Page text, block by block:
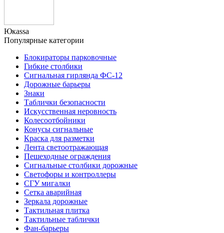
Юкаssа
Популярные категории
Блокираторы парковочные
Гибкие столбики
Сигнальная гирлянда ФС-12
Дорожные барьеры
Знаки
Таблички безопасности
Искусственная неровность
Колесоотбойники
Конусы сигнальные
Краска для разметки
Лента светоотражающая
Пешеходные ограждения
Сигнальные столбики дорожные
Светофоры и контроллеры
СГУ мигалки
Cетка аварийная
Зеркала дорожные
Тактильная плитка
Тактильные таблички
Фан-барьеры